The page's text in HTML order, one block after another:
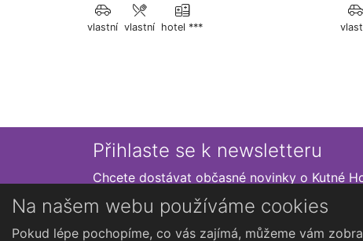
vlastní vlastní hotel ***
Přihlaste se k newsletteru
Chcete dostávat občasné novinky o Kutné
Na našem webu používáme cookies
Pokud lépe pochopíme, co vás zajímá, můžeme vám